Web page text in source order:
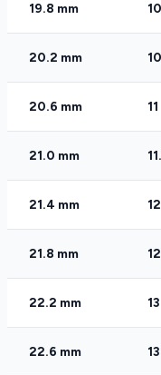
19.8 mm 10
20.2 mm
20.6 mm 11
21.0 mm
21.4 mm 12
21.8 mm
22.2 mm 13
22.6 mm